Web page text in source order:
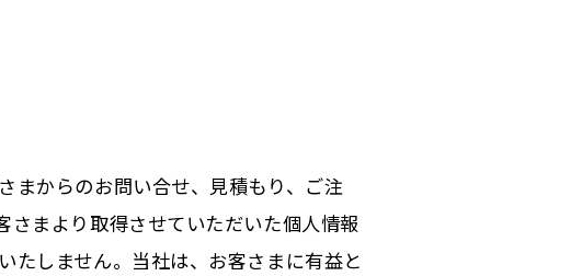
まからのお問い合せ、見積もり、ご注
さまより取得させていただいた個人情報
たしません。当社は、お客さまに有益と